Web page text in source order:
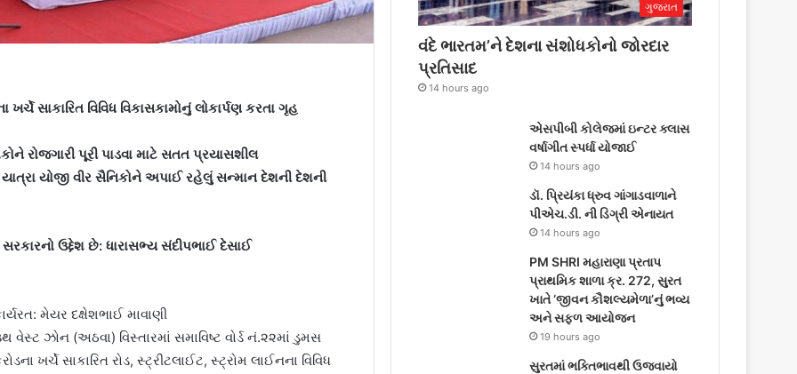
સાકારિત વિવિધ વિકાસકામોનું લોકાર્પણ કરતા ગૃહ
રોજગારી પૂરી પાડવા માટે સતત પ્રયાસશીલ
યોજી વીર સૈનિકોને અપાઈ રહેલું સન્માન દેશની દેશની
ઉદ્દેશ છે: ધારાસભ્ય સંદીપભાઈ દેસાઈ
મેયર દક્ષેશભાઈ માવાણી
ઝોન (અઠવા) વિસ્તારમાં સમાવિષ્ટ વોર્ડ નં.૨૨માં ડુમસ
ખર્ચે સાકારિત રોડ, સ્ટ્રીટલાઈટ, સ્ટ્રોમ લાઈનના વિવિધ
ગુજરાત
વંદે ભારતમ’ને દેશના સંશોધકોનો જોરદાર
પ્રતિસાદ
14 hours ago
એસપીબી કોલેજમાં ઇન્ટર ક્લાસ
વર્ષાગીત સ્પર્ધા યોજાઈ
14 hours ago
ડૉ. પ્રિયંકા ધ્રુવ ગાંગાડવાળાને
પીએચ.ડી. ની ડિગ્રી એનાયત
14 hours ago
PM SHRI મહારાણા પ્રતાપ
પ્રાથમિક શાળા ક્ર. 272, સુરત
ખાતે ‘જીવન કૌશલ્યમેળા’નું ભવ્ય
અને સફળ આયોજન
19 hours ago
સુરતમાં ભક્તિભાવથી ઉજવાયો